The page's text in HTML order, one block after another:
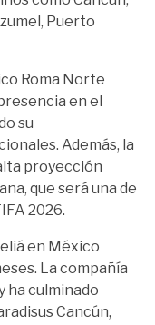
Puerto
Roma Norte
en el
su
Además, la
proyección
que será una de
2026.
en México
La compañía
ha culminado
Cancún,